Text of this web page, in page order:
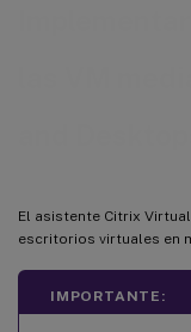
El asistente Citrix
escritorios virtuales en
IMPORTANTE: